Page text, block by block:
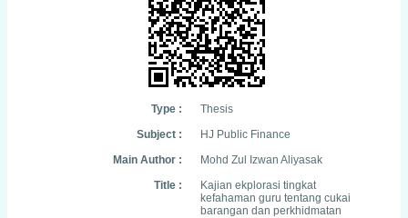
Type :
Thesis
Subject :
HJ Public Finance
Main Author :
Mohd Zul Izwan Aliyasak
Title :
Kajian ekplorasi tingkat
kefahaman guru tentang cukai
barangan dan perkhidmatan